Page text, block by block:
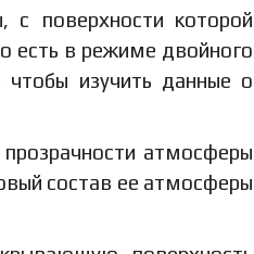
поверхности которой
есть в режиме двойного
изучить данные о
атмосферы
состав ее атмосферы